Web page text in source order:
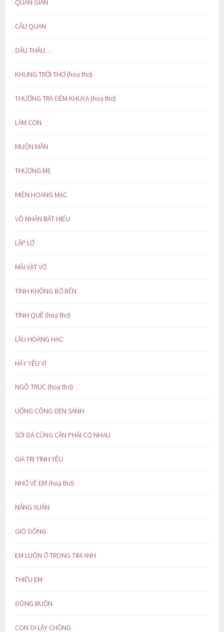
QUAN GIAN
CẨU QUAN
ĐẤU THẦU…
KHUNG TRỜI THƠ (hoạ thơ)
THƯỞNG TRÀ ĐÊM KHUYA (hoạ thơ)
LÀM CON
MUỘN MẰN
THƯƠNG MẸ
MIỀN HOANG MẠC
VÔ NHÂN BẤT HIẾU
LẬP LỜ
MÃI VẬT VỜ
TÌNH KHÔNG BỜ BẾN
TÌNH QUÊ (hoạ thơ)
LẦU HOÀNG HẠC
HÃY YÊU VÌ
NGÕ TRÚC (hoạ thơ)
UỔNG CÔNG ĐÈN SÁNH
SỎI ĐÁ CŨNG CẦN PHẢI CÓ NHAU
GIÁ TRỊ TÌNH YÊU
NHỚ VỀ EM (hoạ thơ)
NẮNG XUÂN
GIÓ ĐÔNG
EM LUÔN Ở TRONG TIM ANH
THIẾU EM
ĐÔNG BUỒN
CON ĐI LẤY CHỒNG